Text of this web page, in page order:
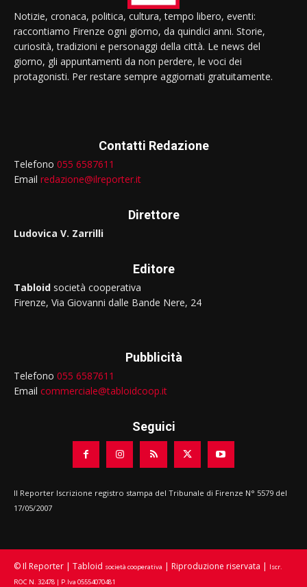
Notizie, cronaca, politica, cultura, tempo libero, eventi:
raccontiamo Firenze ogni giorno, da quindici anni. Storie,
curiosità, tradizioni e personaggi della città. Le news del
giorno, gli appuntamenti da non perdere, le voci dei
protagonisti. Per restare sempre aggiornati gratuitamente.
Contatti Redazione
Telefono 055 6587611
Email redazione@ilreporter.it
Direttore
Ludovica V. Zarrilli
Editore
Tabloid società cooperativa
Firenze, Via Giovanni dalle Bande Nere, 24
Pubblicità
Telefono 055 6587611
Email commerciale@tabloidcoop.it
Seguici
Il Reporter Iscrizione registro stampa del Tribunale di Firenze N° 5579 del
17/05/2007
© Il Reporter | Tabloid società cooperativa | Riproduzione riservata | Iscr.
ROC N. 32478 | P.Iva 05554070481